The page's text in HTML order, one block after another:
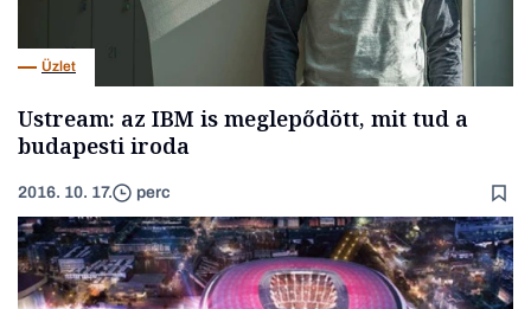
Üzlet
Ustream: az IBM is meglepődött, mit tud a
budapesti iroda
2016. 10. 17. perc